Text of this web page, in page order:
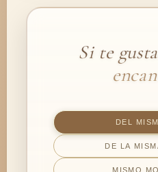
Si te
DEL
DE LA
MISMO